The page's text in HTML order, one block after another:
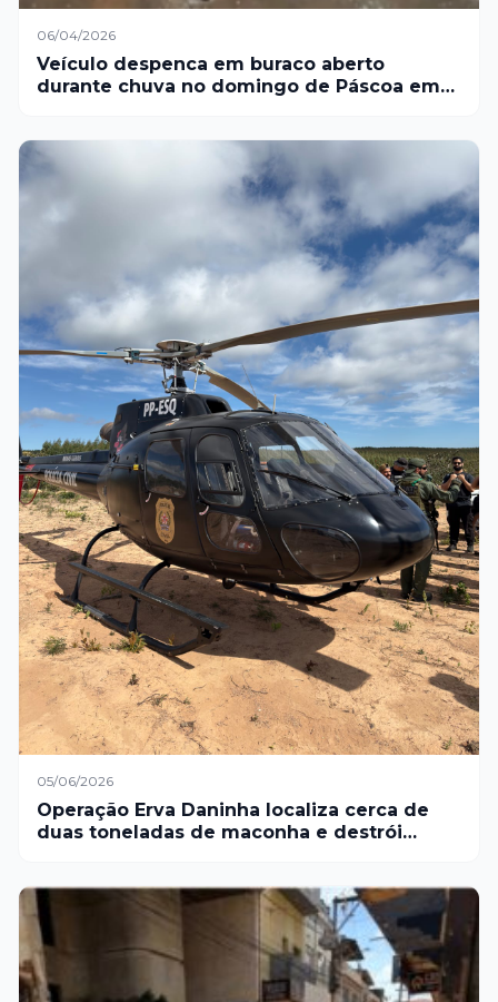
06/04/2026
Veículo despenca em buraco aberto
durante chuva no domingo de Páscoa em
05/06/2026
Operação Erva Daninha localiza cerca de
duas toneladas de maconha e destrói